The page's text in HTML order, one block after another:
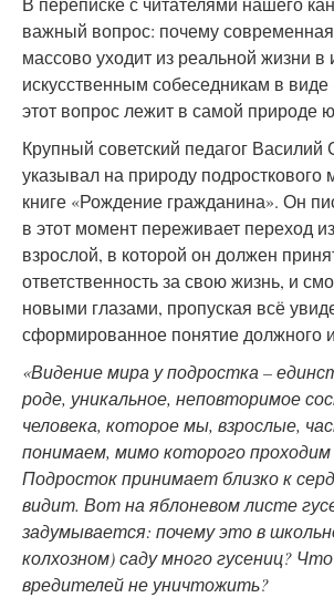
важный вопрос: почему
массово уходит из реальной жизни в
искусственным собеседникам в
этот вопрос лежит в самой природе
Крупный советский педагог Василий
указывал на природу подросткового
книге «Рождение гражданина». Он
в этот момент переживает переход
взрослой, в которой он должен
ответственность за свою жизнь, и
новыми глазами, пропуская всё
сформированное понятие должного
«Видение мира у подростка –
роде, уникальное, неповторимое
человека, которое мы, взрослые,
понимаем, мимо которого
Подросток принимает близко к
видит. Вот на яблоневом листе
задумывается: почему это в
колхозном) саду много гусениц?
вредителей не уничтожить?